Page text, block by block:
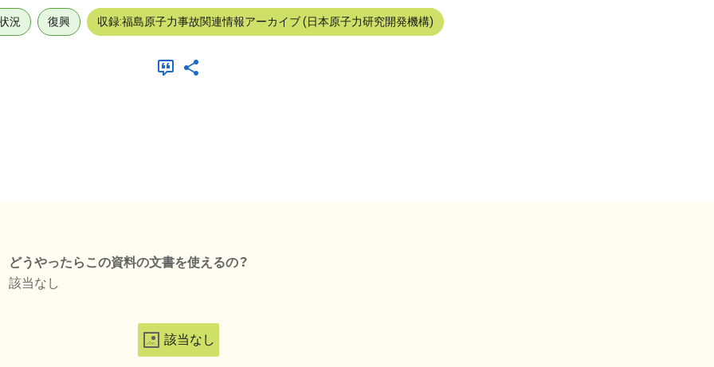
況 復興 収録:福島原子力事故関連情報アーカイブ (日本原子力研究開発機構)
どうやったらこの資料の文書を使えるの？
該当なし
該当なし